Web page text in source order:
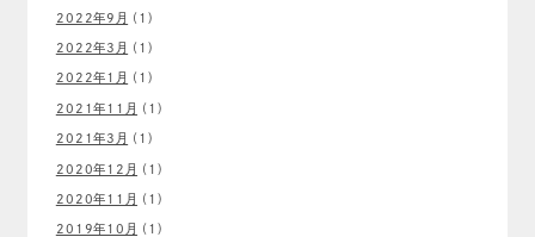
2022年9月 (1)
2022年3月 (1)
2022年1月 (1)
2021年11月 (1)
2021年3月 (1)
2020年12月 (1)
2020年11月 (1)
2019年10月 (1)